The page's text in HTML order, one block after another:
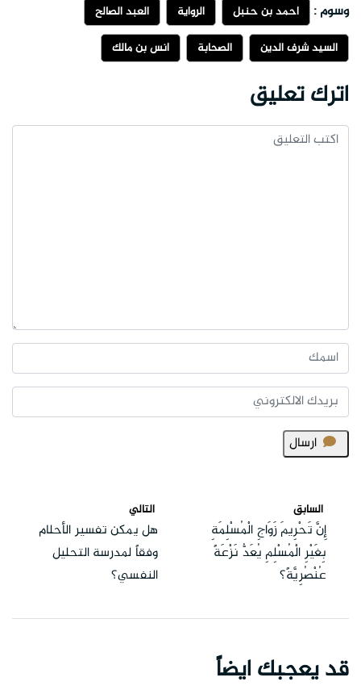
وسوم : أحمد بن حنبل الرواية
العبد الصالح
السيد شرف الدين
الصحابة أنس بن مالك
اترك تعليق
ارسال
السابق
إِنَّ تَحْرِيمَ زَوَاجِ الْمُسْلِمَةِ
بِغَيْرِ الْمُسْلِمِ يُعَدُّ نَزْعَةً
عُنْصُرِيَّةً؟
التالي
هل يمكن تفسير الأحلام
وفقاً لمدرسة التحليل
النفسي؟
قد يعجبك ايضاً